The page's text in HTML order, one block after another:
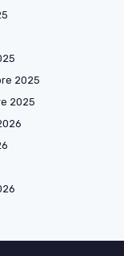
2025
2025